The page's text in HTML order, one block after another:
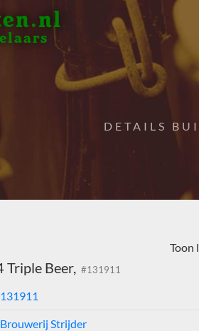
DETAILS
Triple Beer, #131911
Toon
131911
Brouwerij Strijder